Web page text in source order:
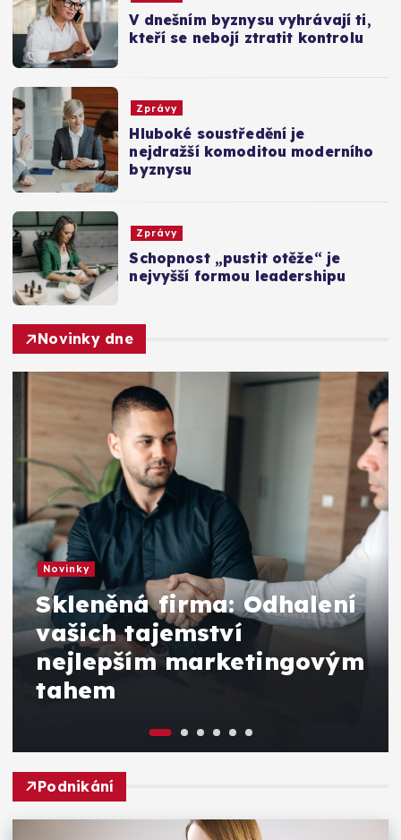
V dnešním byznysu vyhrávají ti,
kteří se nebojí ztratit kontrolu
Zprávy
Hluboké soustředění je
nejdražší komoditou moderního
byznysu
Zprávy
Schopnost „pustit otěže“ je
nejvyšší formou leadershipu
Novinky dne
Novinky
Skleněná firma: Odhalení
vašich tajemství
nejlepším marketingovým
tahem
Podnikání